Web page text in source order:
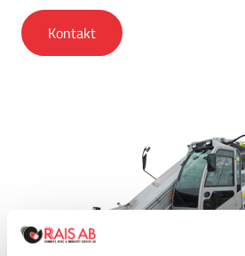
Dobermann EVO matarvagn finns
Dobermann SW EVO fodervagn:
15 km/h för Dobermann 27, 30 och
AS (25 km/h) för Dobermann 27,
Dobermann EVO-modellen
anpassa sig till marknaden! Så
information om den här modellen!
Kontakt